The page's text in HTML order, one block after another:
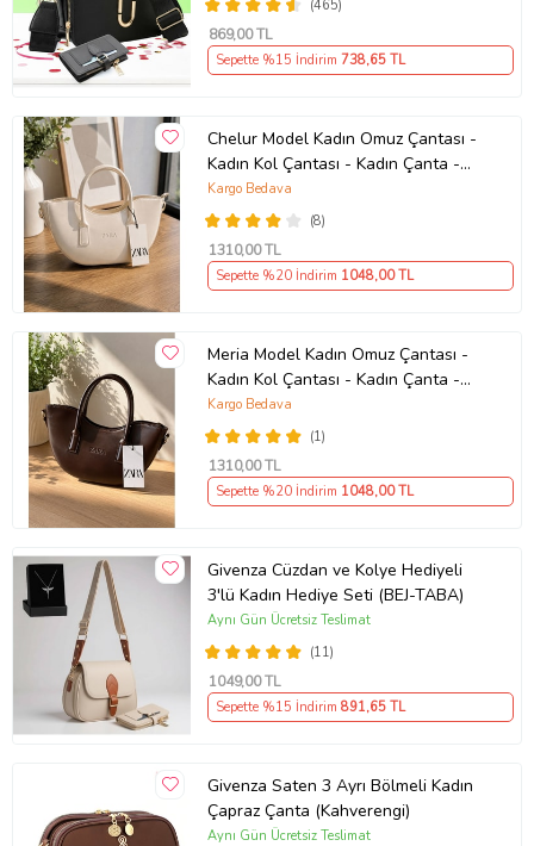
(465)
869,00 TL
Sepette %15 İndirim 738,65 TL
Chelur Model Kadın Omuz Çantası -
Kadın Kol Çantası - Kadın Çanta -
Günlük Kadın Çantası - Hediye
Çanta - Çapraz Askılı Kadın Çantası
(8)
Kargo Bedava
1310,00 TL
Sepette %20 İndirim 1048,00 TL
Meria Model Kadın Omuz Çantası -
Kadın Kol Çantası - Kadın Çanta -
Günlük Kadın Çantası - Hediye
Çanta - Çapraz Askılı Kadın Çantası
(1)
Kargo Bedava
1310,00 TL
Sepette %20 İndirim 1048,00 TL
Givenza Cüzdan ve Kolye Hediyeli
3'lü Kadın Hediye Seti (BEJ-TABA)
(11)
Aynı Gün Ücretsiz Teslimat
1049,00 TL
Sepette %15 İndirim 891,65 TL
Givenza Saten 3 Ayrı Bölmeli Kadın
Çapraz Çanta (Kahverengi)
Aynı Gün Ücretsiz Teslimat